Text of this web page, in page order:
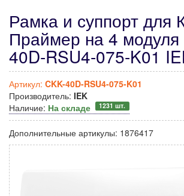
Рамка и суппорт для
Праймер на 4 модуля
40D-RSU4-075-K01
Артикул: CKK-40D-RSU4-075-K01
Производитель: IEK
Наличие: На складе 1231 шт.
Дополнительные артикулы: 1876417